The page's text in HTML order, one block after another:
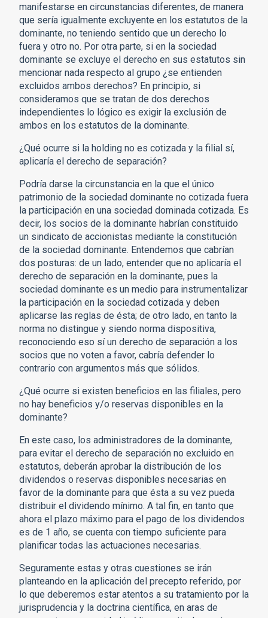
manifestarse en circunstancias diferentes, de manera
que sería igualmente excluyente en los estatutos de la
dominante, no teniendo sentido que un derecho lo
fuera y otro no. Por otra parte, si en la sociedad
dominante se excluye el derecho en sus estatutos sin
mencionar nada respecto al grupo ¿se entienden
excluidos ambos derechos? En principio, si
consideramos que se tratan de dos derechos
independientes lo lógico es exigir la exclusión de
ambos en los estatutos de la dominante.
¿Qué ocurre si la holding no es cotizada y la filial sí,
aplicaría el derecho de separación?
Podría darse la circunstancia en la que el único
patrimonio de la sociedad dominante no cotizada fuera
la participación en una sociedad dominada cotizada. Es
decir, los socios de la dominante habrían constituido
un sindicato de accionistas mediante la constitución
de la sociedad dominante. Entendemos que cabrían
dos posturas: de un lado, entender que no aplicaría el
derecho de separación en la dominante, pues la
sociedad dominante es un medio para instrumentalizar
la participación en la sociedad cotizada y deben
aplicarse las reglas de ésta; de otro lado, en tanto la
norma no distingue y siendo norma dispositiva,
reconociendo eso sí un derecho de separación a los
socios que no voten a favor, cabría defender lo
contrario con argumentos más que sólidos.
¿Qué ocurre si existen beneficios en las filiales, pero
no hay beneficios y/o reservas disponibles en la
dominante?
En este caso, los administradores de la dominante,
para evitar el derecho de separación no excluido en
estatutos, deberán aprobar la distribución de los
dividendos o reservas disponibles necesarias en
favor de la dominante para que ésta a su vez pueda
distribuir el dividendo mínimo. A tal fin, en tanto que
ahora el plazo máximo para el pago de los dividendos
es de 1 año, se cuenta con tiempo suficiente para
planificar todas las actuaciones necesarias.
Seguramente estas y otras cuestiones se irán
planteando en la aplicación del precepto referido, por
lo que deberemos estar atentos a su tratamiento por la
jurisprudencia y la doctrina científica, en aras de